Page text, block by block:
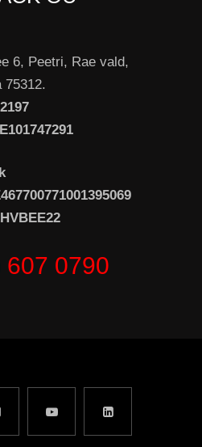
6, Peetri, Rae vald,
75312.
607 0790